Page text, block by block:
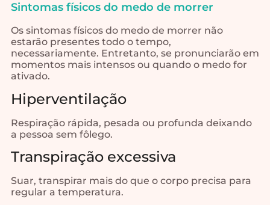
Sintomas físicos do medo de morrer
Os sintomas físicos do medo de morrer não
estarão presentes todo o tempo,
necessariamente. Entretanto, se pronunciarão em
momentos mais intensos ou quando o medo for
ativado.
Hiperventilação
Respiração rápida, pesada ou profunda deixando
a pessoa sem fôlego.
Transpiração excessiva
Suar, transpirar mais do que o corpo precisa para
regular a temperatura.